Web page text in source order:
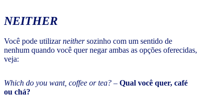
NEITHER
Você pode utilizarneithersozinho com um sentido de
nenhum quando você quer negar ambas as opções oferecidas,
veja:
Which do you want, coffee or tea? – Qual você quer, café
ou chá?